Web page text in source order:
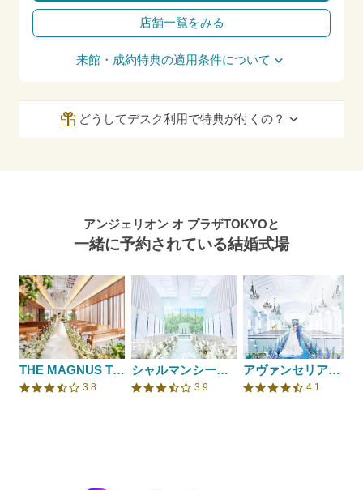
店舗一覧をみる
来館・成約特典の適用条件について
どうしてデスク利用で特典が付くの？
アンジェリオン オ プラザTOKYOと
一緒に予約されている結婚式場
THE MAGNUS TOKYO （ザ マグナス トウキョウ）
口コミ評価
3.8
シャルマンシーナTOKYO
口コミ評価
3.9
アヴァンセリアン 東京 AVANCER LIEN TOKYO
口コミ評価
4.1